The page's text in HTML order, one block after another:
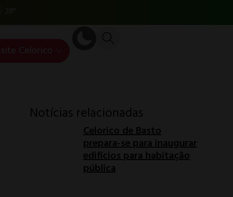
Notícias relacionadas
Celorico de Basto
prepara-se para inaugurar
edifícios para habitação
pública